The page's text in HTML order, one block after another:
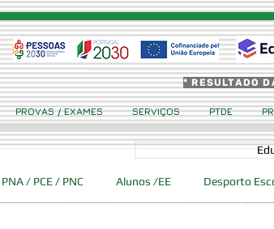
PNA / PCE / PNC Alunos /EE Desporto
PROVAS / EXAMES SERVIÇOS PTDE
* RESULTADO